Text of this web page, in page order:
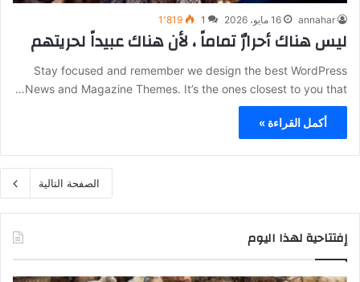
annahar 16 مايو، 2026 1 1٬819
ليس هناك أحرارٌ تماماً ، لأن هناك عبيداً لحريتهم
Stay focused and remember we design the best WordPress
News and Magazine Themes. It’s the ones closest to you that…
أكمل القراءة »
الصفحة التالية
إفتتاحية لهذا اليوم